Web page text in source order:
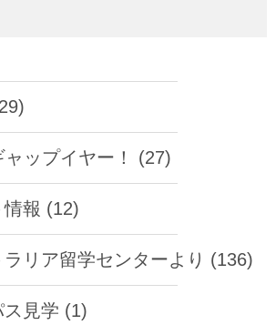
ャップイヤー！ (27)
情報 (12)
ラリア留学センターより (136)
ス見学 (1)